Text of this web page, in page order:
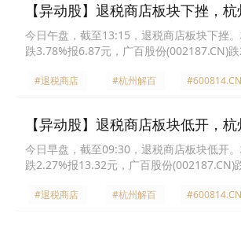
【异动股】退税商店板块下挫，
今日午盘，截至13:15，退税商店板块下挫
跌3.78%报6.87元，广百股份(002187.CN)
#退税商店 #杭州解百 #600814.CN
【异动股】退税商店板块低开，
今日早盘，截至09:30，退税商店板块低开
跌2.27%报13.32元，广百股份
#退税商店 #杭州解百 #600814.CN